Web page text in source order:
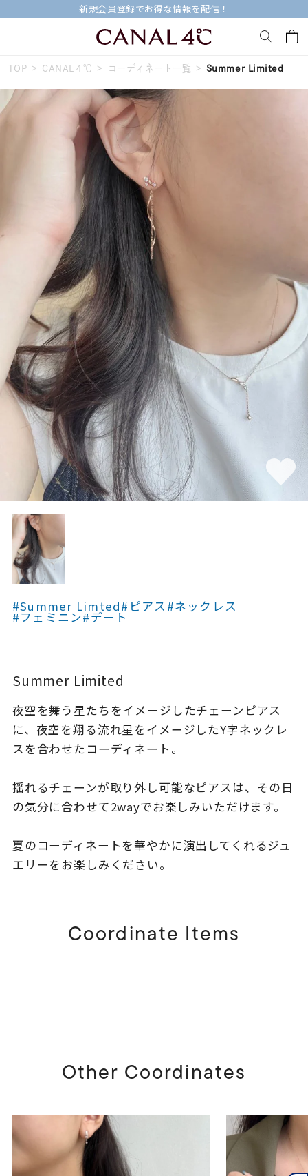
新規会員登録でお得な情報を配信！
キーワードで検索する
人気検索キーワード
#ダイヤモンド ネックレス
#くまのプーさん #ペア
カテゴリー
カラー
誕生石
モチーフ
石の色
ファッションテイス
ト
着用シーン
レディース
リングサイズ
～
価格 ¥0
TOP CANAL４℃ コーディネート一覧 Summer Limited
#Summer Limted#ピアス #ネックレス
#フェミニン#デート
Summer Limited
夜空を舞う星たちをイメージしたチェーンピアス
に、夜空を翔る流れ星をイメージしたY字ネックレ
スを合わせたコーディネート。
揺れるチェーンが取り外し可能なピアスは、その日
の気分に合わせて2wayでお楽しみいただけます。
夏のコーディネートを華やかに演出してくれるジュ
エリーをお楽しみください。
Coordinate Items
Other Coordinates